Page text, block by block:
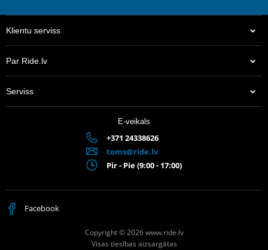
Klientu serviss
Par Ride.lv
Serviss
E-veikals
+371 24338626
toms@ride.lv
Pir - Pie (9:00 - 17:00)
Facebook
Copyright © 2026 www.ride.lv
Visas tiesības aizsargātas